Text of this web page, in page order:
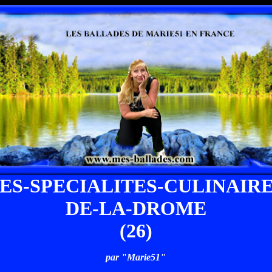
SPECIALITES-
DE-LA-DROME
(26)
par "Marie51"